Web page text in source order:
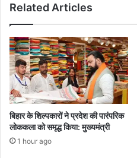
Related Articles
बिहार के शिल्पकारों ने प्रदेश की पारंपरिक
लोककला को समृद्ध किया: मुख्यमंत्री
1 hour ago